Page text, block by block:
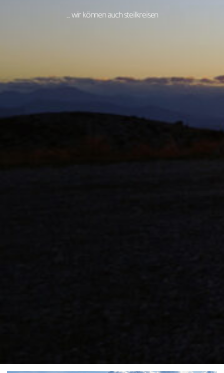
... wir können auch steilkreisen